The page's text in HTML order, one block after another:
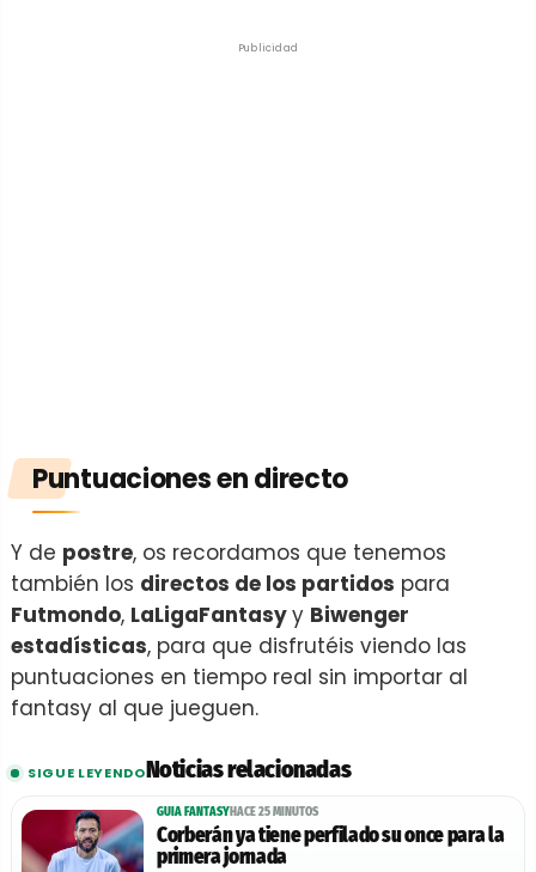
Publicidad
Puntuaciones en directo
Y de postre, os recordamos que tenemos
también los directos de los partidos para
Futmondo, LaLigaFantasyy Biwenger
estadísticas, para que disfrutéis viendo las
puntuaciones en tiempo real sin importar al
fantasy al que jueguen.
SIGUE LEYENDONoticias relacionadas
GUIA FANTASYHACE 25 MINUTOS
Corberán ya tiene perfilado su once para la
primera jornada